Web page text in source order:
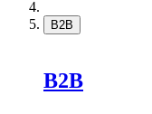
B2B
B2B